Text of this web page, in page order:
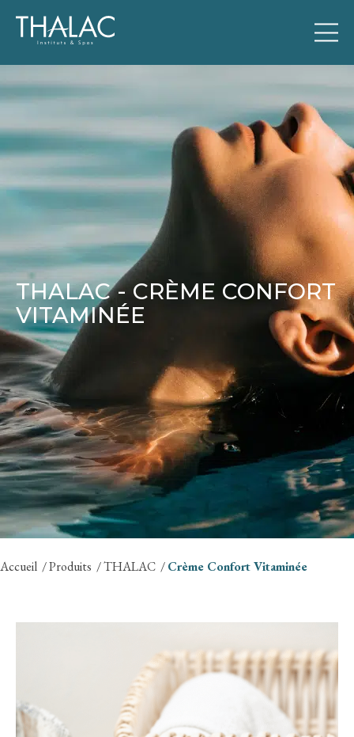
THALAC - CRÈME CONFORT
VITAMINÉE
Accueil Produits THALAC Crème Confort Vitaminée